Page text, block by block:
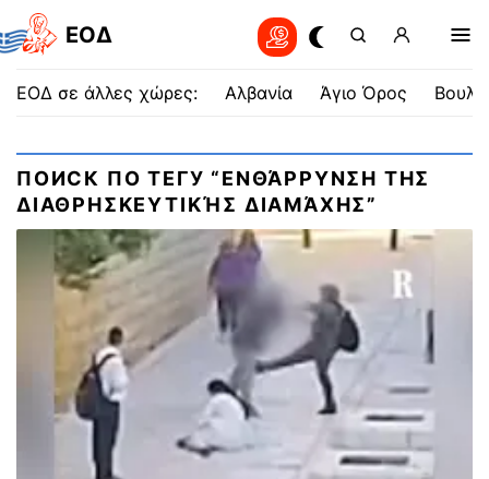
EOΔ
ΕΟΔ σε άλλες χώρες: Αλβανία Άγιο Όρος
ПОИСК ПО ТЕГУ “ΕΝΘΆΡΡΥΝΣΗ ΤΗΣ
ΔΙΑΘΡΗΣΚΕΥΤΙΚΉΣ ΔΙΑΜΆΧΗΣ”